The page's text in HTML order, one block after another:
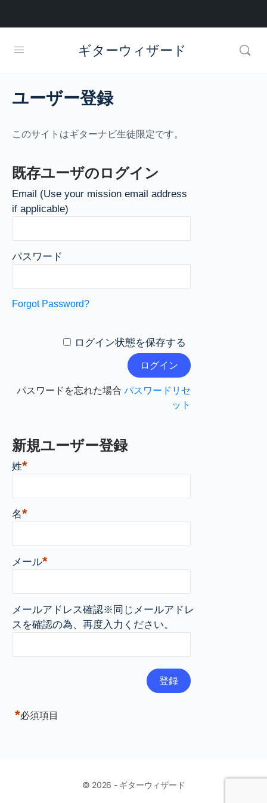
ギターウィザード
ユーザー登録
このサイトはギターナビ生徒限定です。
既存ユーザのログイン
Email (Use your mission email address
if applicable)
パスワード
Forgot Password?
ログイン状態を保存する
パスワードを忘れた場合 パスワードリセ
ット
新規ユーザー登録
姓*
名*
メール*
メールアドレス確認※同じメールアドレ
スを確認の為、再度入力ください。
*必須項目
© 2026 - ギターウィザード